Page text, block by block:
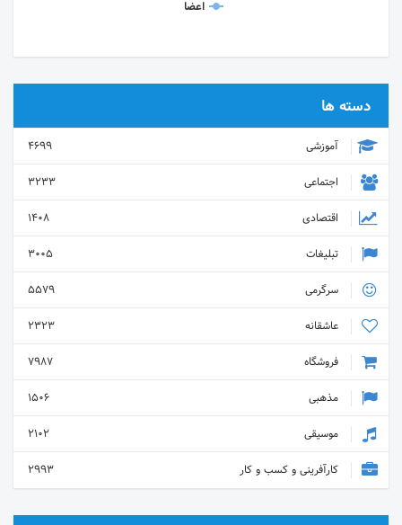
اعضا
دسته ها
آموزشی
4699
اجتماعی
3233
اقتصادی
1408
تبلیغات
3005
سرگرمی
5579
عاشقانه
2323
فروشگاه
7987
مذهبی
1506
موسیقی
2102
کارآفرینی و کسب و کار
2993